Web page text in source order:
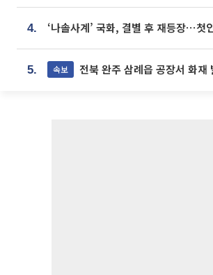
4.
5. 속보 전북 완주 삼례읍 공장서 화재